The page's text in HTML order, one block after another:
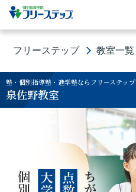
フリーステップ 教室一覧
塾・個別指導塾・進学塾ならフリーステップ
泉佐野教室